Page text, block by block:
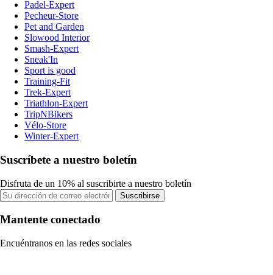
Padel-Expert
Pecheur-Store
Pet and Garden
Slowood Interior
Smash-Expert
Sneak'In
Sport is good
Training-Fit
Trek-Expert
Triathlon-Expert
TripNBikers
Vélo-Store
Winter-Expert
Suscríbete a nuestro boletín
Disfruta de un 10% al suscribirte a nuestro boletín
Suscribirse
Mantente conectado
Encuéntranos en las redes sociales